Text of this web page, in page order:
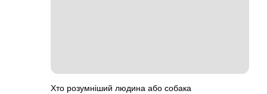
Хто розумніший людина або собака